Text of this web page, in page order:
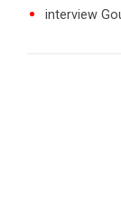
interview